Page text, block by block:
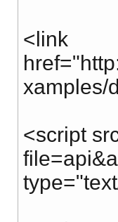
<link
xamples/
<script